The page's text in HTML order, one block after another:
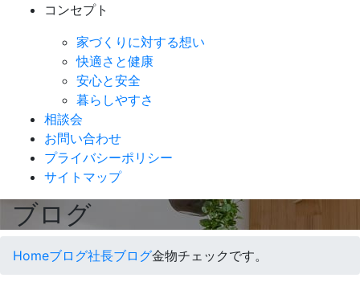
コンセプト
家づくりに対する想い
快適さと健康
安心と安全
暮らしやすさ
相談会
お問い合わせ
プライバシーポリシー
サイトマップ
ブログ
Homeブログ社長ブログ金物チェックです。